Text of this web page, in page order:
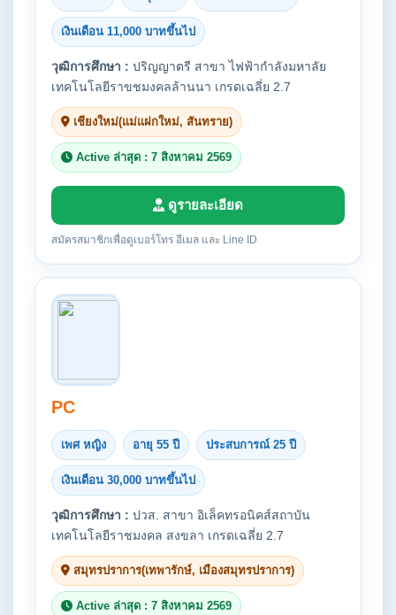
เงินเดือน 11,000 บาทขึ้นไป
วุฒิการศึกษา : ปริญญาตรี สาขา ไฟฟ้ากำลังมหาลัย
เทคโนโลยีราขชมงคลล้านนา เกรดเฉลี่ย 2.7
เชียงใหม่(แม่แฝกใหม่, สันทราย)
Active ล่าสุด : 7 สิงหาคม 2569
ดูรายละเอียด
สมัครสมาชิกเพื่อดูเบอร์โทร อีเมล และ Line ID
PC
เพศ หญิง อายุ 55 ปี ประสบการณ์ 25 ปี
เงินเดือน 30,000 บาทขึ้นไป
วุฒิการศึกษา : ปวส. สาขา อิเล็คทรอนิคส์สถาบัน
เทคโนโลยีราชมงคล สงขลา เกรดเฉลี่ย 2.7
สมุทรปราการ(เทพารักษ์, เมืองสมุทรปราการ)
Active ล่าสุด : 7 สิงหาคม 2569